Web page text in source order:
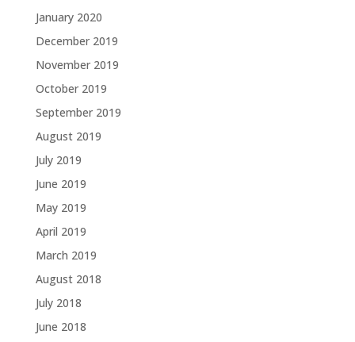
January 2020
December 2019
November 2019
October 2019
September 2019
August 2019
July 2019
June 2019
May 2019
April 2019
March 2019
August 2018
July 2018
June 2018